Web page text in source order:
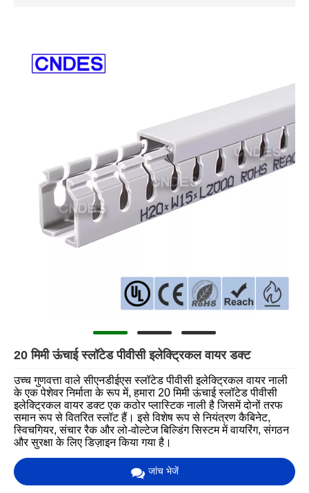
20 मिमी ऊंचाई स्लॉटेड पीवीसी इलेक्ट्रिकल वायर डक्ट
उच्च गुणवत्ता वाले सीएनडीईएस स्लॉटेड पीवीसी इलेक्ट्रिकल वायर नाली
के एक पेशेवर निर्माता के रूप में, हमारा 20 मिमी ऊंचाई स्लॉटेड पीवीसी
इलेक्ट्रिकल वायर डक्ट एक कठोर प्लास्टिक नाली है जिसमें दोनों तरफ
समान रूप से वितरित स्लॉट हैं। इसे विशेष रूप से नियंत्रण कैबिनेट,
स्विचगियर, संचार रैक और लो-वोल्टेज बिल्डिंग सिस्टम में वायरिंग, संगठन
और सुरक्षा के लिए डिज़ाइन किया गया है।
जांच भेजें